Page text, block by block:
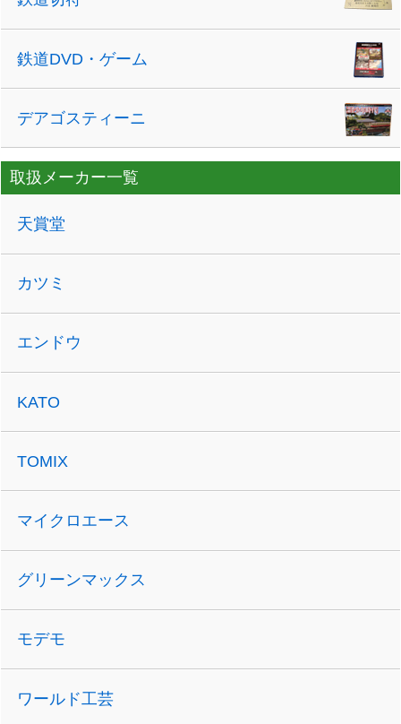
鉄道DVD・ゲーム
デアゴスティーニ
取扱メーカー一覧
天賞堂
カツミ
エンドウ
KATO
TOMIX
マイクロエース
グリーンマックス
モデモ
ワールド工芸